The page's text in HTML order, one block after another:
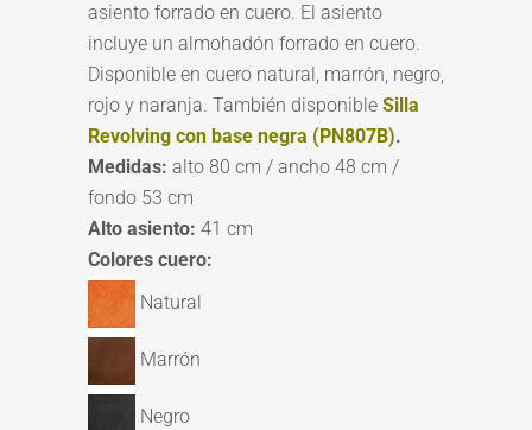
asiento forrado en cuero. El asiento
incluye un almohadón forrado en cuero.
Disponible en cuero natural, marrón, negro,
rojo y naranja. También disponible Silla
Revolving con base negra (PN807B).
Medidas: alto 80 cm / ancho 48 cm /
fondo 53 cm
Alto asiento: 41 cm
Colores cuero:
Natural
Marrón
Negro